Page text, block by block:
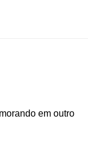
em outro